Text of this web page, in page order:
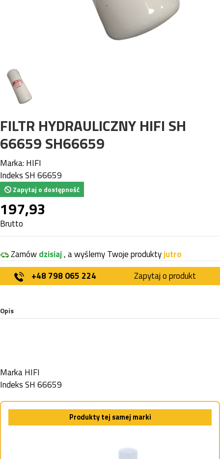
FILTR HYDRAULICZNY HIFI SH
66659 SH66659
Marka: HIFI
IndeksSH 66659
Zapytaj o dostępność
197,93
Brutto
Zamówdzisiaj, a wyślemy Twoje produktyjutro
+48 798 065 224
Zapytaj o produkt
Opis
MarkaHIFI
IndeksSH 66659
Produkty tej samej marki